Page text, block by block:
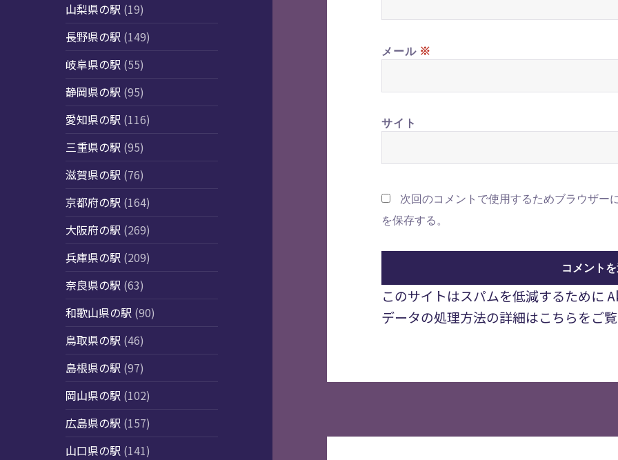
山梨県の駅 (19)
長野県の駅 (149)
岐阜県の駅 (55)
静岡県の駅 (95)
愛知県の駅 (116)
三重県の駅 (95)
滋賀県の駅 (76)
京都府の駅 (164)
大阪府の駅 (269)
兵庫県の駅 (209)
奈良県の駅 (63)
和歌山県の駅 (90)
鳥取県の駅 (46)
島根県の駅 (97)
岡山県の駅 (102)
広島県の駅 (157)
山口県の駅 (141)
メール ※
サイト
次回のコメントで使用するためブラウザー
を保存する。
このサイトはスパムを低減するために
データの処理方法の詳細はこちらをご